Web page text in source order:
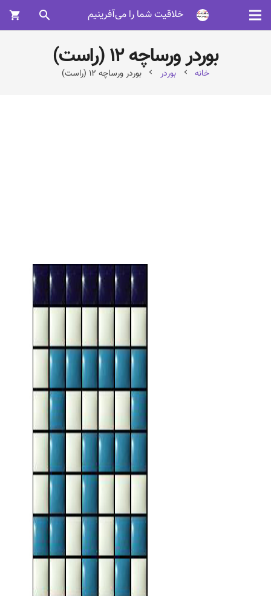
خلاقیت شما را می‌آفرینیم search
shopping_cart
بوردر ورساچه ۱۲ (راست)
خانه chevron_left بوردر chevron_left بوردر ورساچه ۱۲ (راست)